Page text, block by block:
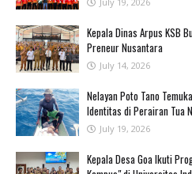
Kepala Dinas Arpus KSB
Preneur Nusantara
July 14, 2026
‎Nelayan Poto Tano
Identitas di Perairan Tua
July 19, 2026
Kepala Desa Goa Ikuti